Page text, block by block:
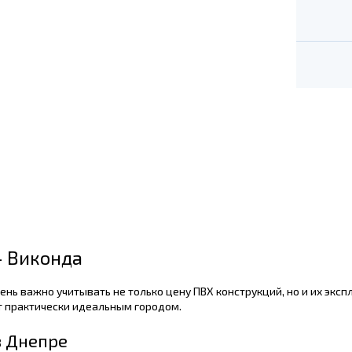
Виконда
важно учитывать не только цену ПВХ конструкций, но и их
идеальным городом.
Днепре